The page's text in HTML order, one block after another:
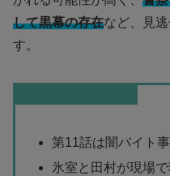
して黒幕の存在など、見
す。
第11話は闇バイト
氷室と田村が現場